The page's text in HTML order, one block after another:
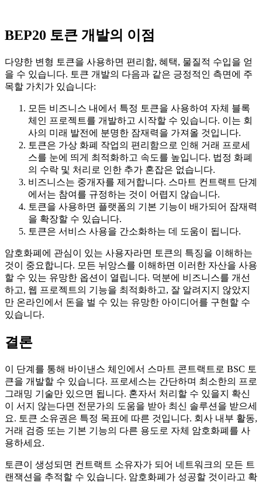
BEP20 토큰 개발의 이점
다양한 변형 토큰을 사용하면 편리함, 혜택, 물질적 수입을 얻
을 수 있습니다. 토큰 개발의 다음과 같은 긍정적인 측면에 주
목할 가치가 있습니다:
모든 비즈니스 내에서 특정 토큰을 사용하여 자체 블록
체인 프로젝트를 개발하고 시작할 수 있습니다. 이는 회
사의 미래 발전에 분명한 잠재력을 가져올 것입니다.
토큰은 가상 화폐 작업의 편리함으로 인해 거래 프로세
스를 눈에 띄게 최적화하고 속도를 높입니다. 법정 화폐
의 수락 및 처리로 인한 추가 혼잡은 없습니다.
비즈니스는 중개자를 제거합니다. 스마트 컨트랙트 단계
에서는 참여를 규정하는 것이 어렵지 않습니다.
토큰을 사용하면 플랫폼의 기본 기능이 배가되어 잠재력
을 확장할 수 있습니다.
토큰은 서비스 사용을 간소화하는 데 도움이 됩니다.
암호화폐에 관심이 있는 사용자라면 토큰의 특징을 이해하는
것이 중요합니다. 모든 뉘앙스를 이해하면 이러한 자산을 사용
할 수 있는 유망한 옵션이 열립니다. 덕분에 비즈니스를 개선
하고, 웹 프로젝트의 기능을 최적화하고, 잘 알려지지 않았지
만 온라인에서 돈을 벌 수 있는 유망한 아이디어를 구현할 수
있습니다.
결론
이 단계를 통해 바이낸스 체인에서 스마트 콘트랙트로 BSC 토
큰을 개발할 수 있습니다. 프로세스는 간단하며 최소한의 프로
그래밍 기술만 있으면 됩니다. 혼자서 처리할 수 있을지 확신
이 서지 않는다면 전문가의 도움을 받아 최신 솔루션을 받으세
요. 토큰 소유권은 특정 목표에 따른 것입니다. 회사 내부 활동,
거래 검증 또는 기본 기능의 다른 용도로 자체 암호화폐를 사
용하세요.
토큰이 생성되면 컨트랙트 소유자가 되어 네트워크의 모든 트
랜잭션을 추적할 수 있습니다. 암호화폐가 성공할 것이라고 확